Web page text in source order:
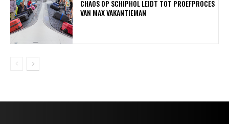
CHAOS OP SCHIPHOL LEIDT TOT PROEFPROCES
VAN MAX VAKANTIEMAN